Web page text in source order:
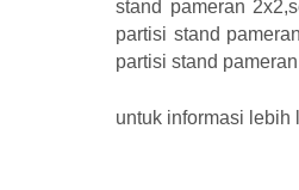
stand pameran
partisi stand
partisi stand
untuk informasi lebih